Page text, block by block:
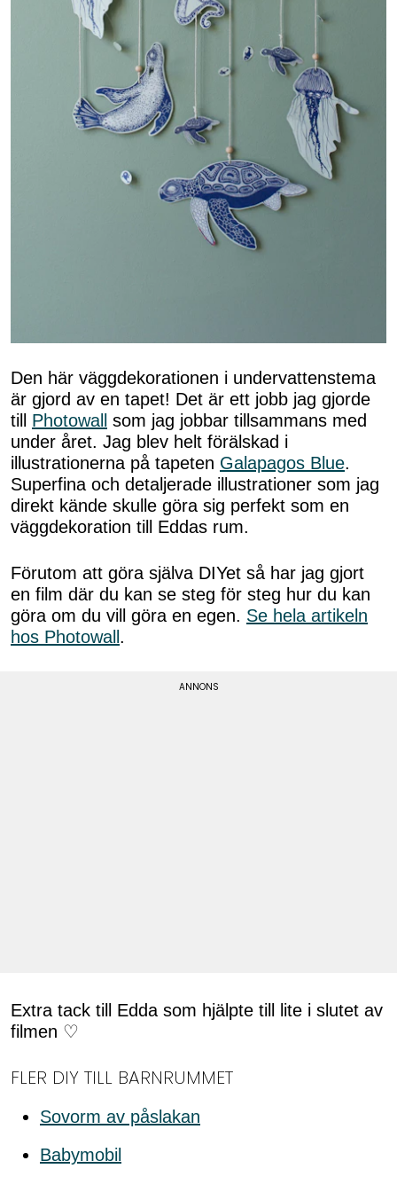
Den här väggdekorationen i undervattenstema
är gjord av en tapet! Det är ett jobb jag gjorde
till Photowall
som jag jobbar tillsammans med
under året. Jag blev helt förälskad i
illustrationerna på tapeten Galapagos Blue.
Superfina och detaljerade illustrationer som jag
direkt kände skulle göra sig perfekt som en
väggdekoration till Eddas rum.
Förutom att göra själva DIYet så har jag gjort
en film där du kan se steg för steg hur du kan
göra om du vill göra en egen. Se hela artikeln
hos Photowall.
Extra tack till Edda som hjälpte till lite i slutet av
filmen ♡
FLER DIY TILL BARNRUMMET
Sovorm av påslakan
Babymobil